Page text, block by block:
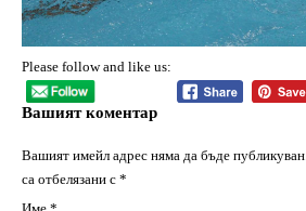
Please follow and like us:
Вашият коментар
Вашият имейл адрес няма да бъде публикуван.
са отбелязани с *